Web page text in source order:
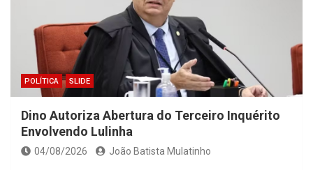
POLÍTICA SLIDE
Dino Autoriza Abertura do Terceiro Inquérito
Envolvendo Lulinha
04/08/2026 João Batista Mulatinho